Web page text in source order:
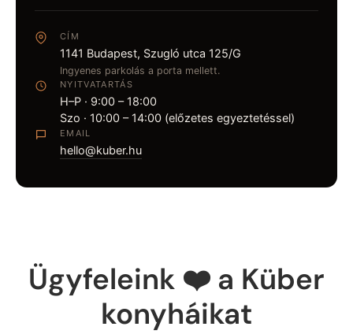
CÍM
1141 Budapest, Szugló utca 125/G
Ingyenes parkolás a porta mellett.
NYITVATARTÁS
H–P · 9:00 – 18:00
Szo · 10:00 – 14:00 (előzetes egyeztetéssel)
EMAIL
hello@kuber.hu
Ügyfeleink ❤️ a Küber
konyháikat